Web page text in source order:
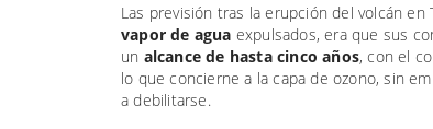
Las previsión tras la erupción del volcán en
vapor de agua expulsados, era que sus
un alcance de hasta cinco años, con el
lo que concierne a la capa de ozono, sin
a debilitarse.